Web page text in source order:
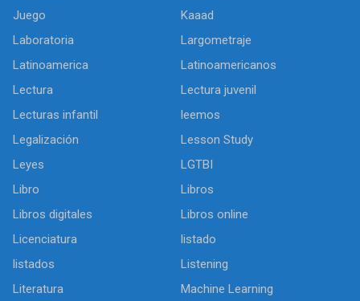
Juego
Kaaad
Laboratoria
Largometraje
Latinoamerica
Latinoamericanos
Lectura
Lectura juvenil
Lecturas infantil
leemos
Legalización
Lesson Study
Leyes
LGTBI
Libro
Libros
Libros digitales
Libros online
Licenciatura
listado
listados
Listening
Literatura
Machine Learning